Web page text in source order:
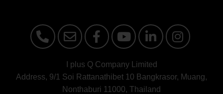
I plus Q Company Limited
Address, 9/1 Soi Rattanathibet 10 Bangkrasor, Muang,
Nonthaburi 11000, Thailand